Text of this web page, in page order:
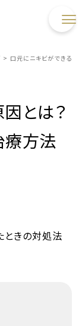
> 口元にニキビができる原
とは？
療方法